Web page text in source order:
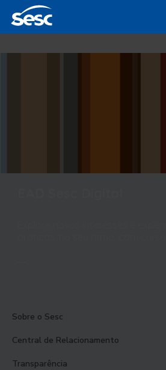
Sobre o Sesc
Central de Relacionamento
Transparência